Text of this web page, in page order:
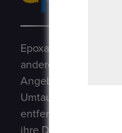
Epoxa ist eine
andere
Angebot / Gebot
Umtauschservice
entfernt von den
ihre DM-Währung in